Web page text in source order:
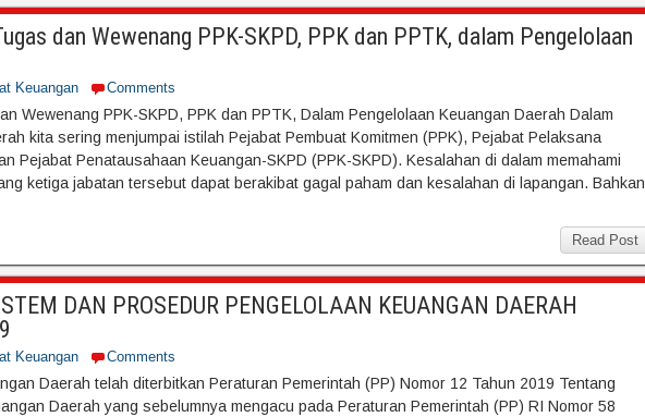
dan Wewenang PPK-SKPD, PPK dan PPTK, dalam Pengelolaan
Keuangan Comments
Wewenang PPK-SKPD, PPK dan PPTK, Dalam Pengelolaan Keuangan Daerah Dalam
kita sering menjumpai istilah Pejabat Pembuat Komitmen (PPK), Pejabat Pelaksana
Pejabat Penatausahaan Keuangan-SKPD (PPK-SKPD). Kesalahan di dalam memahami
ketiga jabatan tersebut dapat berakibat gagal paham dan kesalahan di lapangan. Bahkan
Read Post
DAN PROSEDUR PENGELOLAAN KEUANGAN DAERAH
Keuangan Comments
Daerah telah diterbitkan Peraturan Pemerintah (PP) Nomor 12 Tahun 2019 Tentang
Daerah yang sebelumnya mengacu pada Peraturan Pemerintah (PP) RI Nomor 58